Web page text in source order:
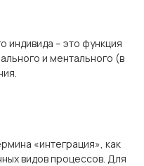
индивида – это функция
и ментального (в
«интеграция», как
видов процессов. Для